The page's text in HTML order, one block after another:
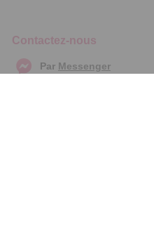
Contactez-nous
Par Messenger